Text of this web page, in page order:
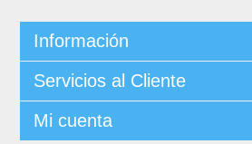
Información
Servicios al Cliente
Mi cuenta